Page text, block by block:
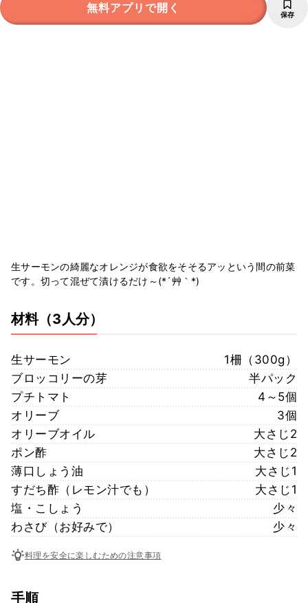
無料アプリで開く 保存
生サーモンの綺麗なオレンジが食欲をそそるアッという間の前菜
です。切って混ぜて漬けるだけ～(*´艸｀*)
材料（3人分）
生サーモン
1柵（300g）
ブロッコリーの芽
半パック
プチトマト
4～5個
オリーブ
3個
オリーブオイル
大さじ2
ポン酢
大さじ2
薄口しょう油
大さじ1
すだち酢（レモン汁でも）
大さじ1
塩・こしょう
少々
わさび（お好みで）
少々
料理を安全に楽しむための注意事項
手順